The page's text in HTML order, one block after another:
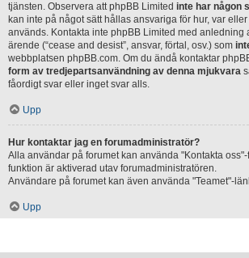
tjänsten. Observera att phpBB Limited inte har någon
kan inte på något sätt hållas ansvariga för hur, var
används. Kontakta inte phpBB Limited med anledning
ärende (“cease and desist”, ansvar, förtal, osv.) som
webbplatsen phpBB.com. Om du ändå kontaktar
form av tredjepartsanvändning av denna mjukvara
fåordigt svar eller inget svar alls.
Upp
Hur kontaktar jag en forumadministratör?
Alla användar på forumet kan använda "Kontakta
funktion är aktiverad utav forumadministratören.
Användare på forumet kan även använda "Teamet"-
Upp